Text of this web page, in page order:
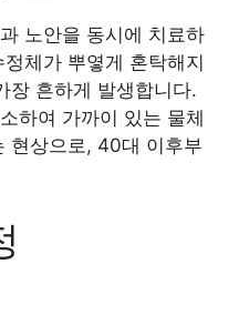
노안을 동시에 치료하
체가 뿌옇게 혼탁해지
장 흔하게 발생합니다.
하여 가까이 있는 물체
현상으로, 40대 이후부